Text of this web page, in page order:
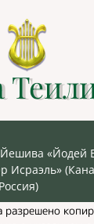
«Йодей
Исраэль»